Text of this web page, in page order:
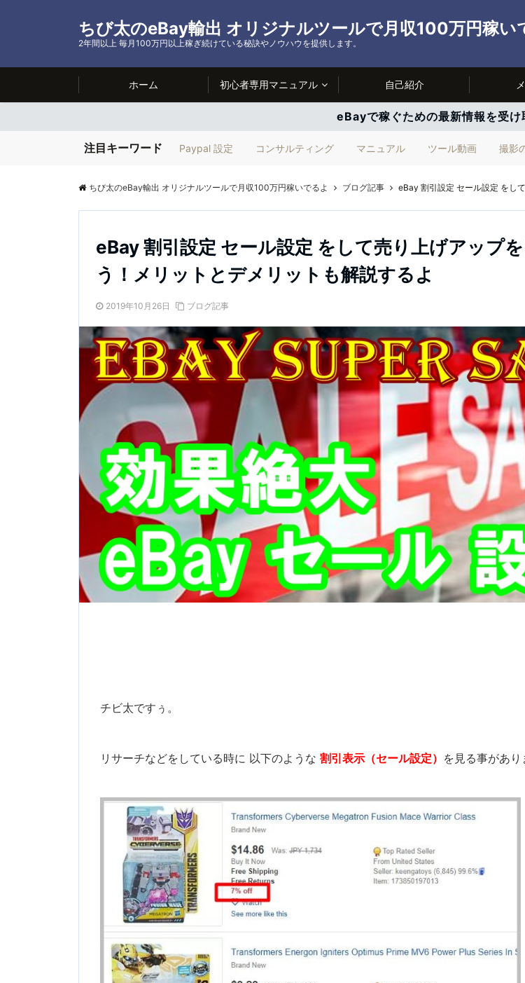
ちび太のeBay輸出 オリジナルツールで月収100万円稼い
2年間以上 毎月100万円以上稼ぎ続けている秘訣やノウハウを提供します。
ホーム 初心者専用マニュアル 自己紹介
eBayで稼ぐための最新情報を受け
注目キーワード Paypal 設定 コンサルティング マニュアル ツール動画 撮影
ちび太のeBay輸出 オリジナルツールで月収100万円稼いでるよ ブログ記事 eBay 割引設定 セール設定 をし
eBay 割引設定 セール設定 をして売り上げアップ
う！メリットとデメリットも解説するよ
2019年10月26日 ブログ記事
チビ太ですぅ。
リサーチなどをしている時に 以下のような 割引表示（セール設定） を見る事があり